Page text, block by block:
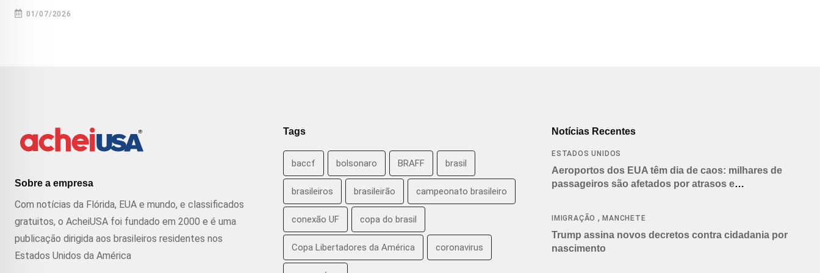
01/07/2026
Sobre a empresa
Com notícias da Flórida, EUA e mundo, e classificados
gratuitos, o AcheiUSA foi fundado em 2000 e é uma
publicação dirigida aos brasileiros residentes nos
Estados Unidos da América
Tags
baccf bolsonaro BRAFF brasil
brasileiros brasileirão campeonato brasileiro
conexão UF copa do brasil
Copa Libertadores da América coronavirus
Notícias Recentes
ESTADOS UNIDOS
Aeroportos dos EUA têm dia de caos: milhares de
passageiros são afetados por atrasos e
IMIGRAÇÃO ,MANCHETE
Trump assina novos decretos contra cidadania por
nascimento